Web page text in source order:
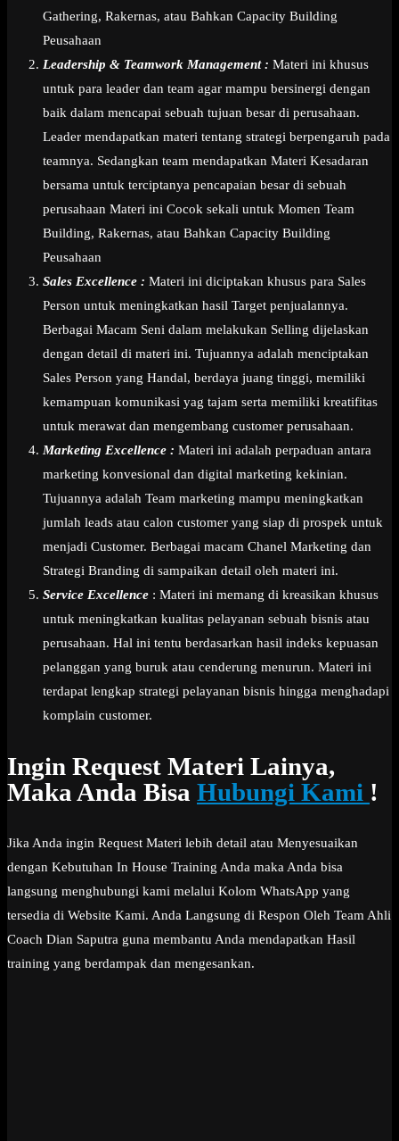
Gathering, Rakernas, atau Bahkan Capacity Building
Peusahaan
Leadership & Teamwork Management : Materi ini khusus
untuk para leader dan team agar mampu bersinergi dengan
baik dalam mencapai sebuah tujuan besar di perusahaan.
Leader mendapatkan materi tentang strategi berpengaruh pada
teamnya. Sedangkan team mendapatkan Materi Kesadaran
bersama untuk terciptanya pencapaian besar di sebuah
perusahaan Materi ini Cocok sekali untuk Momen Team
Building, Rakernas, atau Bahkan Capacity Building
Peusahaan
Sales Excellence : Materi ini diciptakan khusus para Sales
Person untuk meningkatkan hasil Target penjualannya.
Berbagai Macam Seni dalam melakukan Selling dijelaskan
dengan detail di materi ini. Tujuannya adalah menciptakan
Sales Person yang Handal, berdaya juang tinggi, memiliki
kemampuan komunikasi yag tajam serta memiliki kreatifitas
untuk merawat dan mengembang customer perusahaan.
Marketing Excellence : Materi ini adalah perpaduan antara
marketing konvesional dan digital marketing kekinian.
Tujuannya adalah Team marketing mampu meningkatkan
jumlah leads atau calon customer yang siap di prospek untuk
menjadi Customer. Berbagai macam Chanel Marketing dan
Strategi Branding di sampaikan detail oleh materi ini.
Service Excellence : Materi ini memang di kreasikan khusus
untuk meningkatkan kualitas pelayanan sebuah bisnis atau
perusahaan. Hal ini tentu berdasarkan hasil indeks kepuasan
pelanggan yang buruk atau cenderung menurun. Materi ini
terdapat lengkap strategi pelayanan bisnis hingga menghadapi
komplain customer.
Ingin Request Materi Lainya,
Maka Anda Bisa Hubungi Kami !
Jika Anda ingin Request Materi lebih detail atau Menyesuaikan
dengan Kebutuhan In House Training Anda maka Anda bisa
langsung menghubungi kami melalui Kolom WhatsApp yang
tersedia di Website Kami. Anda Langsung di Respon Oleh Team Ahli
Coach Dian Saputra guna membantu Anda mendapatkan Hasil
training yang berdampak dan mengesankan.